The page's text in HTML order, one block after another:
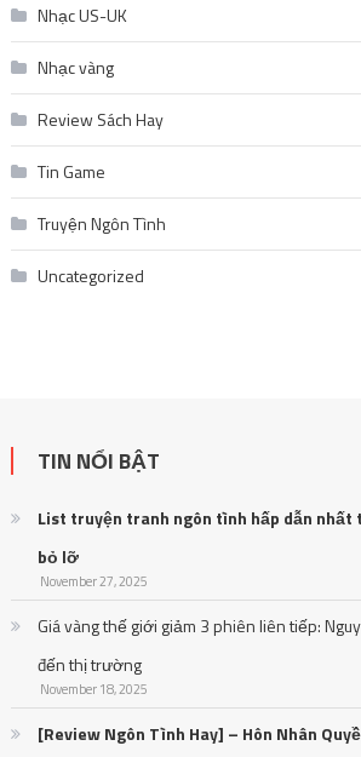
Nhạc US-UK
Nhạc vàng
Review Sách Hay
Tin Game
Truyện Ngôn Tình
Uncategorized
TIN NỔI BẬT
List truyện tranh ngôn tình hấp dẫn nhất
bỏ lỡ
November 27, 2025
Giá vàng thế giới giảm 3 phiên liên tiếp:
đến thị trường
November 18, 2025
[Review Ngôn Tình Hay] – Hôn Nhân